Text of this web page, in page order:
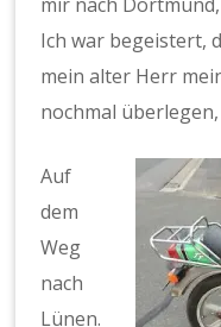
Ich war begeistert,
mein alter Herr
nochmal
Auf
dem
Weg
nach
Lünen.